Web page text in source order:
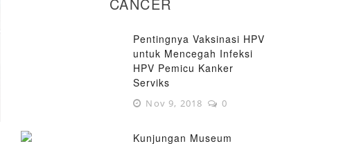
Pentingnya Vaksinasi HPV
untuk Mencegah Infeksi
HPV Pemicu Kanker
Serviks
Nov 9, 2018 0
Kunjungan Museum